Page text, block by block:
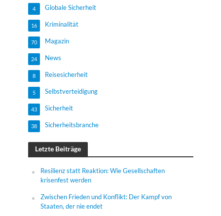
Globale Sicherheit
4
Kriminalität
16
Magazin
70
News
24
Reisesicherheit
8
Selbstverteidigung
5
Sicherheit
43
Sicherheitsbranche
38
Letzte Beiträge
Resilienz statt Reaktion: Wie Gesellschaften
krisenfest werden
Zwischen Frieden und Konflikt: Der Kampf von
Staaten, der nie endet